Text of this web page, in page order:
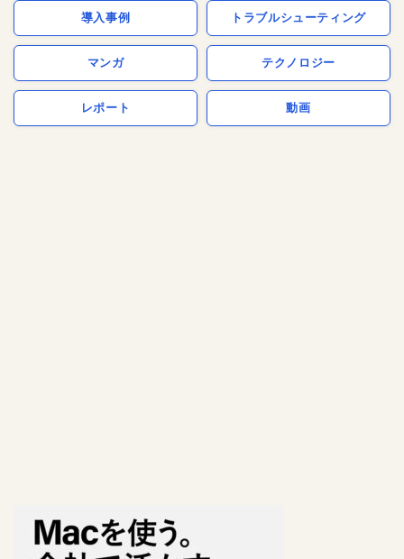
導入事例 トラブルシューティング
マンガ テクノロジー
レポート 動画